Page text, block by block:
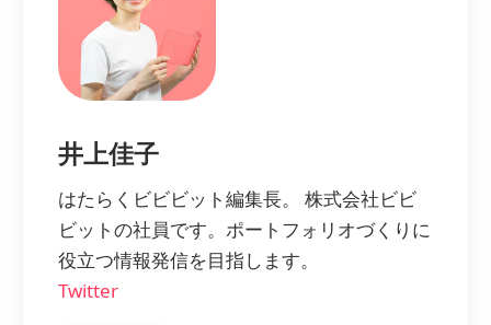
井上佳子
はたらくビビビット編集長。 株式会社ビビ
ビットの社員です。ポートフォリオづくりに
役立つ情報発信を目指します。
Twitter